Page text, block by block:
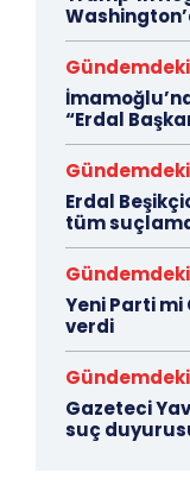
“Erdal
Erdal
tüm
Yeni Parti mi
verdi
Gazeteci
suç